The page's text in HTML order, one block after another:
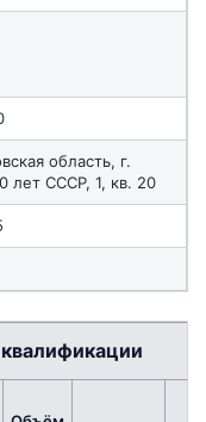
область, г.
лет СССР, 1, кв. 20